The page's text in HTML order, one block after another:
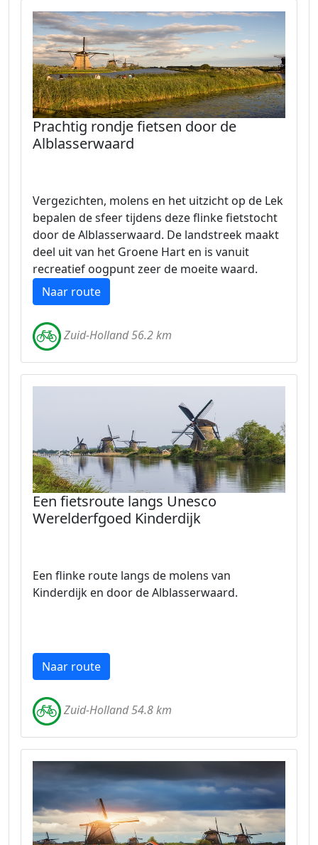
Prachtig rondje fietsen door de
Alblasserwaard
Vergezichten, molens en het uitzicht op de Lek
bepalen de sfeer tijdens deze flinke fietstocht
door de Alblasserwaard. De landstreek maakt
deel uit van het Groene Hart en is vanuit
recreatief oogpunt zeer de moeite waard.
Naar route
Zuid-Holland 56.2 km
Een fietsroute langs Unesco
Werelderfgoed Kinderdijk
Een flinke route langs de molens van
Kinderdijk en door de Alblasserwaard.
Naar route
Zuid-Holland 54.8 km